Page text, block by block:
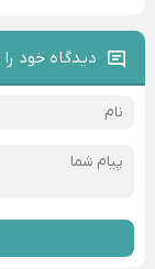
دیدگاه خود را